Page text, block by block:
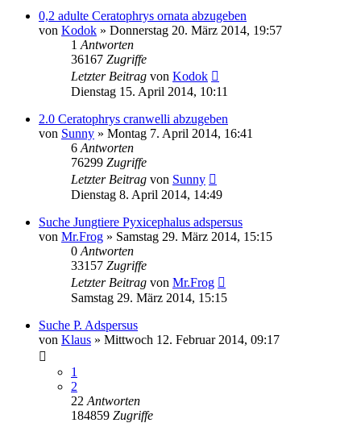
0,2 adulte Ceratophrys ornata abzugeben
von Kodok » Donnerstag 20. März 2014, 19:57
1 Antworten
36167 Zugriffe
Letzter Beitrag von Kodok
Dienstag 15. April 2014, 10:11
2.0 Ceratophrys cranwelli abzugeben
von Sunny » Montag 7. April 2014, 16:41
6 Antworten
76299 Zugriffe
Letzter Beitrag von Sunny
Dienstag 8. April 2014, 14:49
Suche Jungtiere Pyxicephalus adspersus
von Mr.Frog » Samstag 29. März 2014, 15:15
0 Antworten
33157 Zugriffe
Letzter Beitrag von Mr.Frog
Samstag 29. März 2014, 15:15
Suche P. Adspersus
von Klaus » Mittwoch 12. Februar 2014, 09:17
1
2
22 Antworten
184859 Zugriffe